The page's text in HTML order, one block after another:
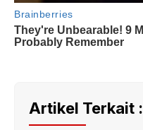
Artikel Terkait :